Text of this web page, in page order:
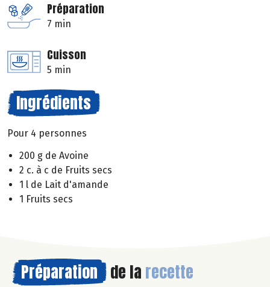
Préparation
7 min
Cuisson
5 min
Ingrédients
Pour 4 personnes
200 g de Avoine
2 c. à c de Fruits secs
1 l de Lait d'amande
1 Fruits secs
Préparation de la recette